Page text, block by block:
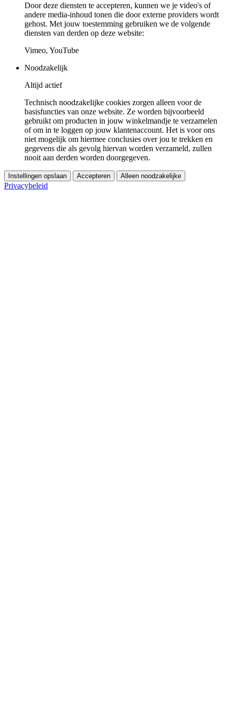
Door deze diensten te accepteren, kunnen we je video's of
andere media-inhoud tonen die door externe providers wordt
gehost. Met jouw toestemming gebruiken we de volgende
diensten van derden op deze website:
Vimeo, YouTube
Noodzakelijk
Altijd actief
Technisch noodzakelijke cookies zorgen alleen voor de
basisfuncties van onze website. Ze worden bijvoorbeeld
gebruikt om producten in jouw winkelmandje te verzamelen
of om in te loggen op jouw klantenaccount. Het is voor ons
niet mogelijk om hiermee conclusies over jou te trekken en
gegevens die als gevolg hiervan worden verzameld, zullen
nooit aan derden worden doorgegeven.
Instellingen opslaan Accepteren Alleen noodzakelijke
Privacybeleid